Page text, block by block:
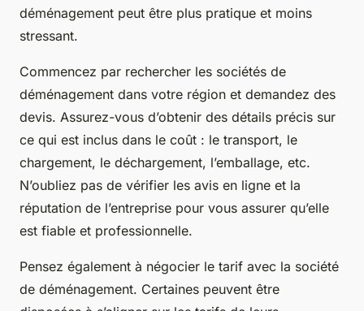
déménagement peut être plus pratique et moins
stressant.
Commencez par rechercher les sociétés de
déménagement dans votre région et demandez des
devis. Assurez-vous d’obtenir des détails précis sur
ce qui est inclus dans le coût : le transport, le
chargement, le déchargement, l’emballage, etc.
N’oubliez pas de vérifier les avis en ligne et la
réputation de l’entreprise pour vous assurer qu’elle
est fiable et professionnelle.
Pensez également à négocier le tarif avec la société
de déménagement. Certaines peuvent être